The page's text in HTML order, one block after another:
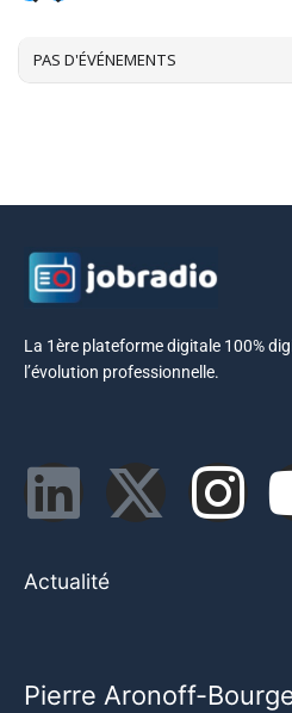
PAS D'ÉVÉNEMENTS
La 1ère plateforme digitale 100%
l’évolution professionnelle.
Actualité
Pierre Aronoff-